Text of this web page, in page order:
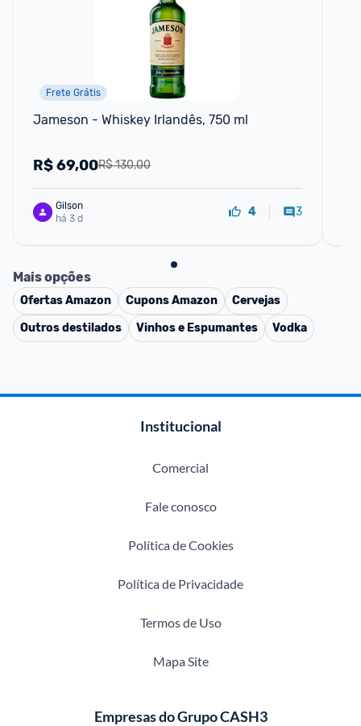
Frete Grátis
Jameson - Whiskey Irlandês, 750 ml
R$ 130,00
R$69,00
Gilson
há 3 d
4 3
Mais opções
OfertasAmazon CuponsAmazon
Cervejas
Outros destilados
Vinhos e Espumantes Vodka
Institucional
Comercial
Fale conosco
Política de Cookies
Política de Privacidade
Termos de Uso
Mapa Site
Empresas do Grupo CASH3